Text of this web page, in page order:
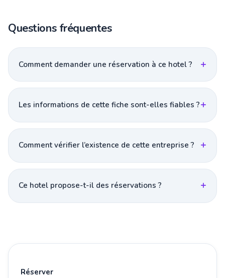
Questions fréquentes
Comment demander une réservation à ce hotel ?
Les informations de cette fiche sont-elles fiables ?
Comment vérifier l’existence de cette entreprise ?
Ce hotel propose-t-il des réservations ?
Réserver